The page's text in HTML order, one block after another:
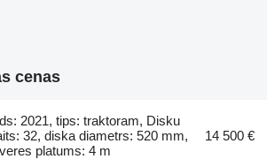
cenas
2021, tips: traktoram, Disku
32, diska diametrs: 520 mm,
platums: 4 m
14 500 €